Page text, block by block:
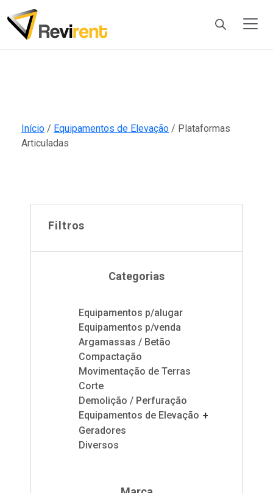
Products
search
Início / Equipamentos de Elevação / Plataformas
Articuladas
Filtros
Categorias
Equipamentos p/alugar
Equipamentos p/venda
Argamassas / Betão
Compactação
Movimentação de Terras
Corte
Demolição / Perfuração
Equipamentos de Elevação +
Geradores
Diversos